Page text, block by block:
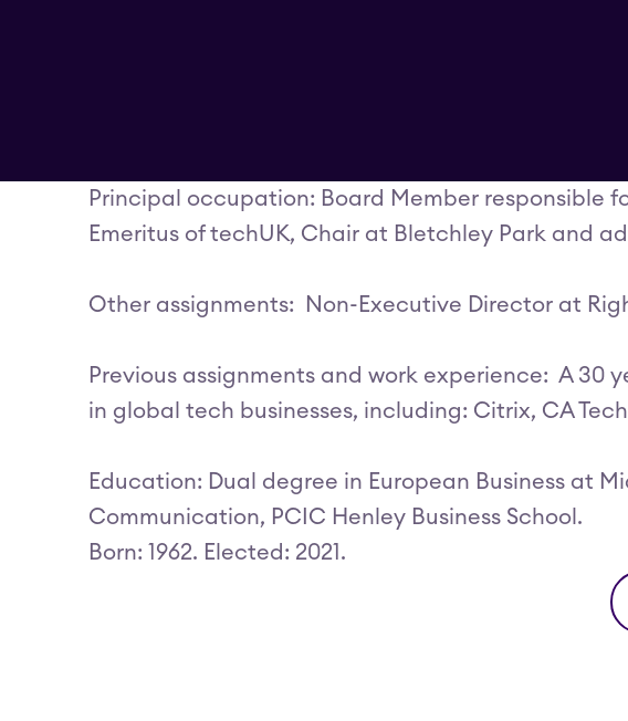
Principal occupation: Board Member responsible
Emeritus of techUK, Chair at Bletchley Park and
Other assignments: Non-Executive Director at
Previous assignments and work experience: A 30
in global tech businesses, including: Citrix, CA
Education: Dual degree in European Business at
Communication, PCIC Henley Business School.
Born: 1962. Elected: 2021.